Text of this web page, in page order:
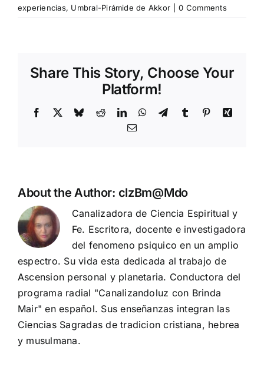
experiencias, Umbral-Pirámide de Akkor 0 Comments
Share This Story, Choose Your
Platform!
Facebook BlueskyRedditLinkedInWhatsApp
TelegramTumblr PinterestXing
Email
About the Author: clzBm@Mdo
Canalizadora de Ciencia Espiritual y
Fe. Escritora, docente e investigadora
del fenomeno psiquico en un amplio
espectro. Su vida esta dedicada al trabajo de
Ascension personal y planetaria. Conductora del
programa radial "Canalizandoluz con Brinda
Mair" en español. Sus enseñanzas integran las
Ciencias Sagradas de tradicion cristiana, hebrea
y musulmana.